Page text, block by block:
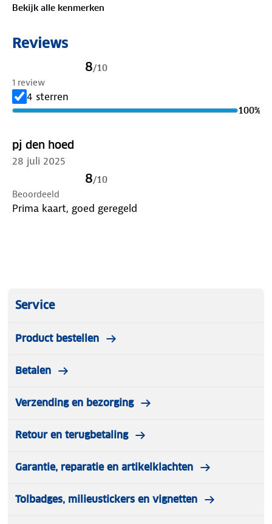
Bekijk alle kenmerken
Reviews
8/10
1 review
4 sterren
100%
pj den hoed
28 juli 2025
8/10
Beoordeeld
Prima kaart, goed geregeld
Service
Product bestellen
Betalen
Verzending en bezorging
Retour en terugbetaling
Garantie, reparatie en artikelklachten
Tolbadges, milieustickers en vignetten